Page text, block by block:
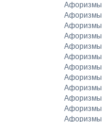
Афоризмы
Афоризмы
Афоризмы
Афоризмы
Афоризмы
Афоризмы
Афоризмы
Афоризмы
Афоризмы